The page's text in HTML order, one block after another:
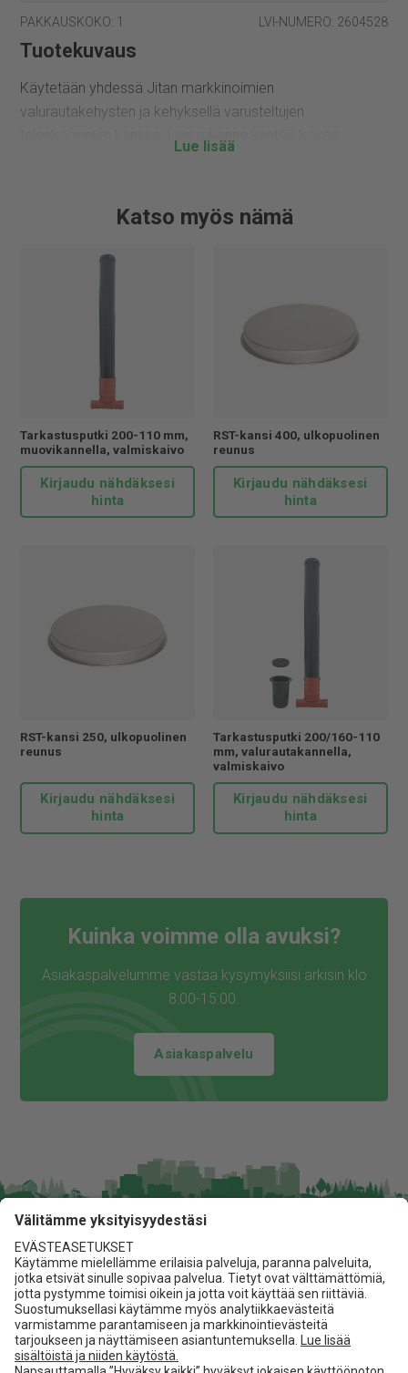
PAKKAUSKOKO: 1 LVI-NUMERO: 2604528
Tuotekuvaus
Käytetään yhdessä Jitan markkinoimien
valurautakehysten ja kehyksellä varusteltujen
laatu- ja ympäristösetifikaatit. Jitan valmistamat tuotteet
ovat oikeutettuja Avainlippu-alkuperämerkin käyttöön,
merkkinä kotimaisesta tuotteesta. Käyttämällä Jitan
Katso myös nämä
Tarkastusputki 200-110 mm,
muovikannella, valmiskaivo
Kirjaudu nähdäksesi
hinta
RST-kansi 400, ulkopuolinen
reunus
Kirjaudu nähdäksesi
hinta
RST-kansi 250, ulkopuolinen
reunus
Kirjaudu nähdäksesi
hinta
Tarkastusputki 200/160-110
mm, valurautakannella,
valmiskaivo
Kirjaudu nähdäksesi
hinta
Kuinka voimme olla avuksi?
Asiakaspalvelumme vastaa kysymyksiisi arkisin klo
8:00-15:00.
Asiakaspalvelu
Jita Oy
Lakarintie 10, 34800 Virrat
03 475 6100
info@jita.fi